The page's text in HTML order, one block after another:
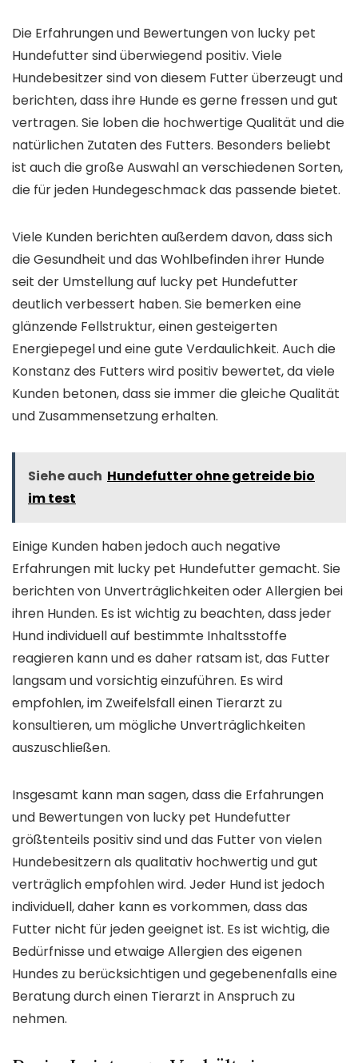
Die Erfahrungen und Bewertungen von lucky pet
Hundefutter sind überwiegend positiv. Viele
Hundebesitzer sind von diesem Futter überzeugt und
berichten, dass ihre Hunde es gerne fressen und gut
vertragen. Sie loben die hochwertige Qualität und die
natürlichen Zutaten des Futters. Besonders beliebt
ist auch die große Auswahl an verschiedenen Sorten,
die für jeden Hundegeschmack das passende bietet.
Viele Kunden berichten außerdem davon, dass sich
die Gesundheit und das Wohlbefinden ihrer Hunde
seit der Umstellung auf lucky pet Hundefutter
deutlich verbessert haben. Sie bemerken eine
glänzende Fellstruktur, einen gesteigerten
Energiepegel und eine gute Verdaulichkeit. Auch die
Konstanz des Futters wird positiv bewertet, da viele
Kunden betonen, dass sie immer die gleiche Qualität
und Zusammensetzung erhalten.
Siehe auch Hundefutter ohne getreide bio
im test
Einige Kunden haben jedoch auch negative
Erfahrungen mit lucky pet Hundefutter gemacht. Sie
berichten von Unverträglichkeiten oder Allergien bei
ihren Hunden. Es ist wichtig zu beachten, dass jeder
Hund individuell auf bestimmte Inhaltsstoffe
reagieren kann und es daher ratsam ist, das Futter
langsam und vorsichtig einzuführen. Es wird
empfohlen, im Zweifelsfall einen Tierarzt zu
konsultieren, um mögliche Unverträglichkeiten
auszuschließen.
Insgesamt kann man sagen, dass die Erfahrungen
und Bewertungen von lucky pet Hundefutter
größtenteils positiv sind und das Futter von vielen
Hundebesitzern als qualitativ hochwertig und gut
verträglich empfohlen wird. Jeder Hund ist jedoch
individuell, daher kann es vorkommen, dass das
Futter nicht für jeden geeignet ist. Es ist wichtig, die
Bedürfnisse und etwaige Allergien des eigenen
Hundes zu berücksichtigen und gegebenenfalls eine
Beratung durch einen Tierarzt in Anspruch zu
nehmen.